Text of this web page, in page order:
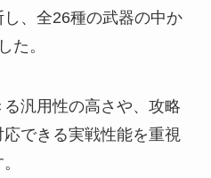
、全26種の武器の中か
た。
汎用性の高さや、攻略
できる実戦性能を重視